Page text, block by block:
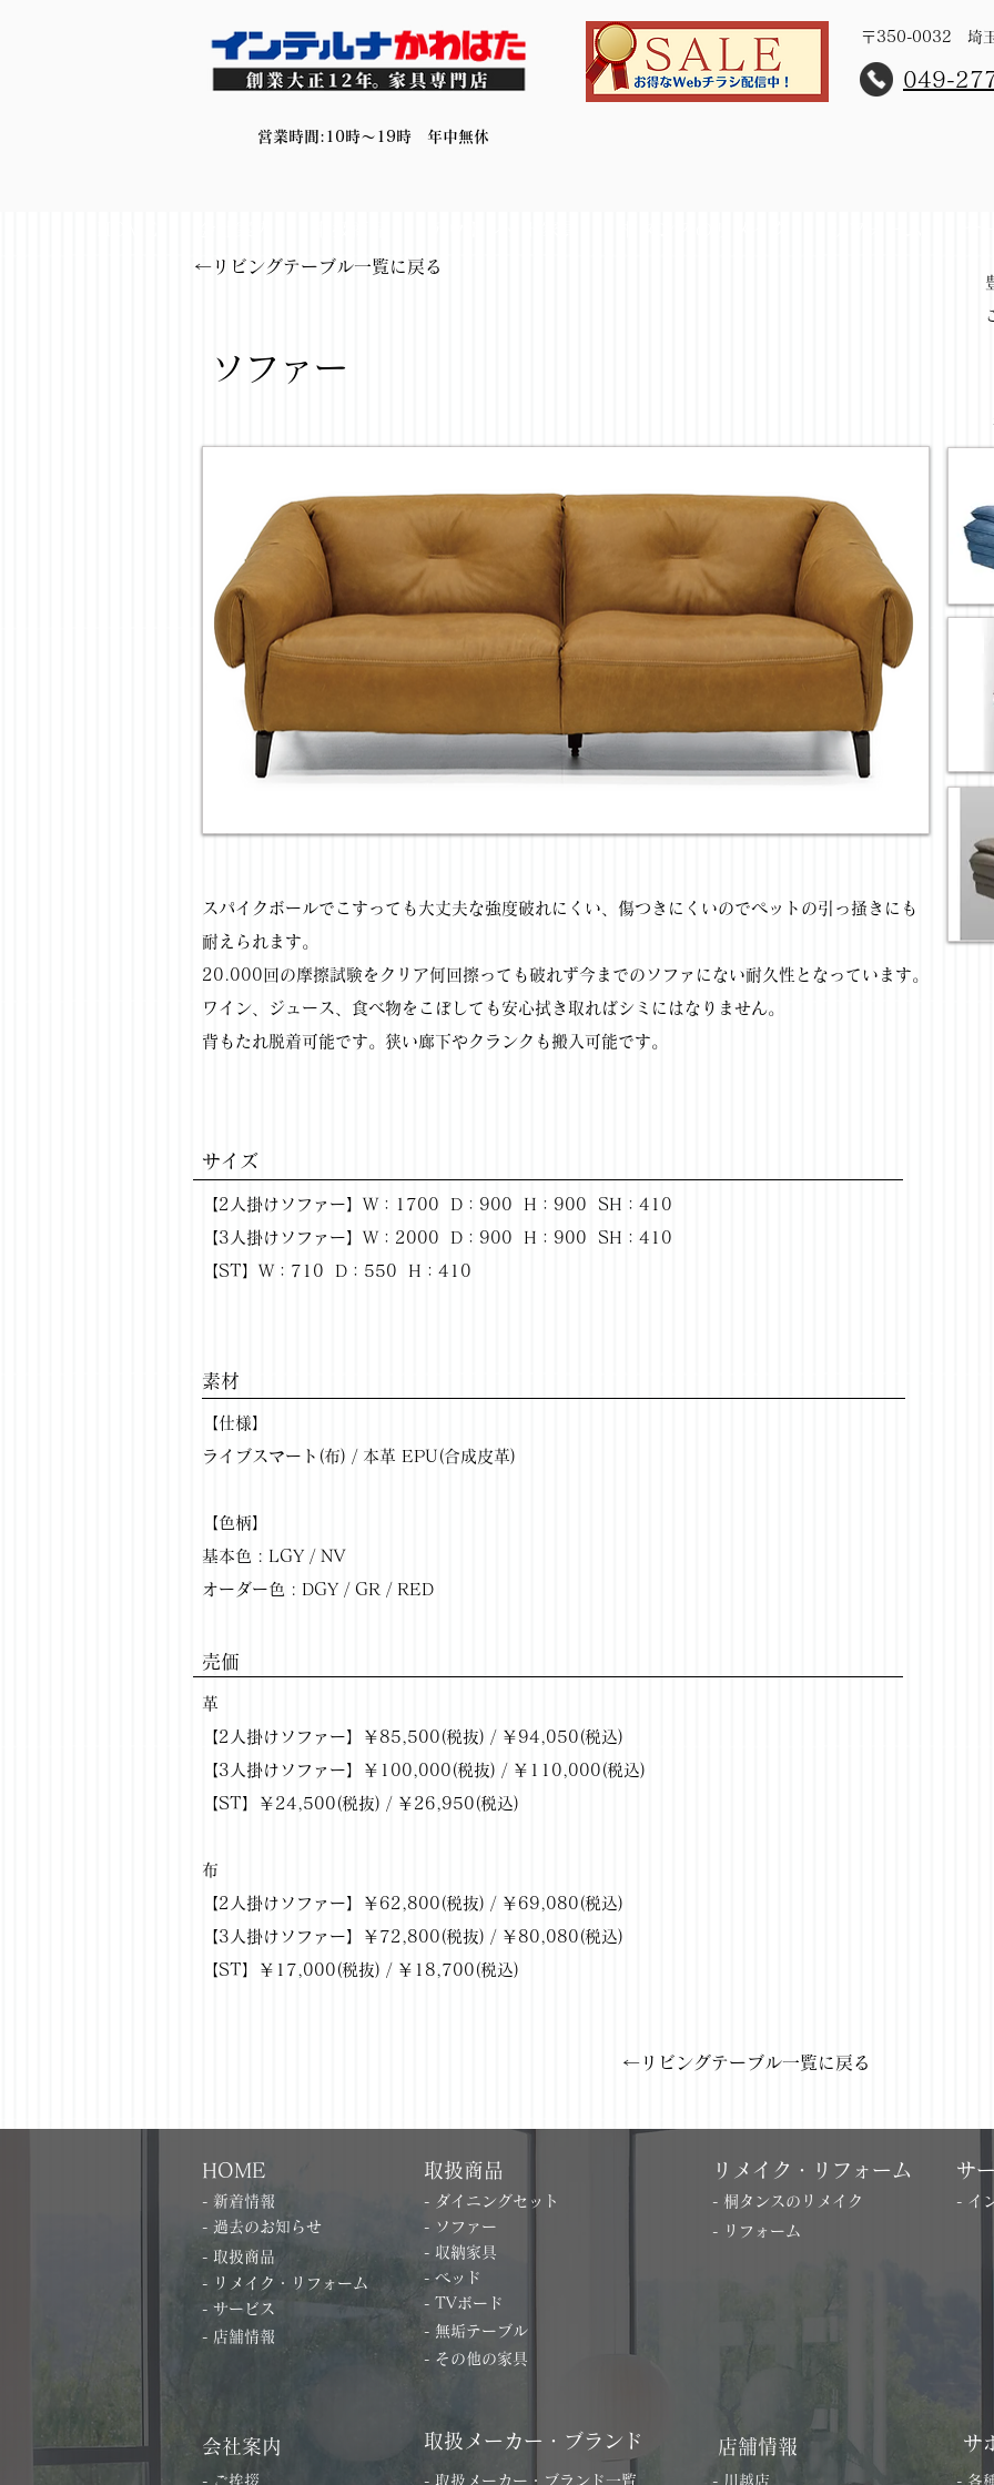
〒350-0032 埼
​049-
営業時間:10時～19時 年中無休
ソファー
EX-002
←リビングテーブル一覧に戻る
ソファー
スパイクボールでこすっても大丈夫な強度破れにくい、傷つきにくいのでペットの引っ掻きにも
耐えられます。
20.000回の摩擦試験をクリア何回擦っても破れず今までのソファにない耐久性となっています。
ワイン、ジュース、食べ物をこぼしても安心拭き取ればシミにはなりません。
背もたれ脱着可能です。狭い廊下やクランクも搬入可能です。
サイズ
【2人掛けソファー】W：1700 D：900 H：900 SH：410
【3人掛けソファー】W：2000 D：900 H：900 SH：410
【ST】W：710 D：550 H：410
​素材
【仕様】
ライブスマート(布) / 本革 EPU(合成皮革)
【色柄】
基本色 : LGY / NV
オーダー色 : DGY / GR / RED
​売価
革
【2人掛けソファー】￥85,500(税抜) / ￥94,050(税込)
【3人掛けソファー】￥100,000(税抜) / ￥110,000(税込)
【ST】￥24,500(税抜) / ￥26,950(税込)
布
【2人掛けソファー】￥62,800(税抜) / ￥69,080(税込)
【3人掛けソファー】￥72,800(税抜) / ￥80,080(税込)
【ST】￥17,000(税抜) / ￥18,700(税込)
←リビングテーブル一覧に戻る
HOME
- 新着情報
- 過去のお知らせ
- 取扱商品
- リメイク・リフォーム
- サービス
- 店舗情報
取扱商品
- ダイニングセット
- ソファー
- 収納家具
- ベッド
- TVボード
- 無垢テーブル
リメイク・リフォーム
- 桐タンスのリメイク
サ
- イ
- リフォーム
- その他の家具
会社案内
- ご挨拶
取扱メーカー・ブランド
- 取扱メーカー・ブランド一覧
店舗情報
- 川越店
サ
- 各